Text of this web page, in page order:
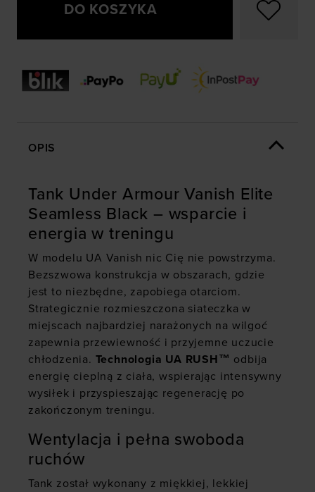
DO KOSZYKA
OPIS
Tank Under Armour Vanish Elite
Seamless Black – wsparcie i
energia w treningu
W modelu UA Vanish nic Cię nie powstrzyma.
Bezszwowa konstrukcja w obszarach, gdzie
jest to niezbędne, zapobiega otarciom.
Strategicznie rozmieszczona siateczka w
miejscach najbardziej narażonych na wilgoć
zapewnia przewiewność i przyjemne uczucie
chłodzenia. Technologia UA RUSH™ odbija
energię cieplną z ciała, wspierając intensywny
wysiłek i przyspieszając regenerację po
zakończonym treningu.
Wentylacja i pełna swoboda
ruchów
Tank został wykonany z miękkiej, lekkiej